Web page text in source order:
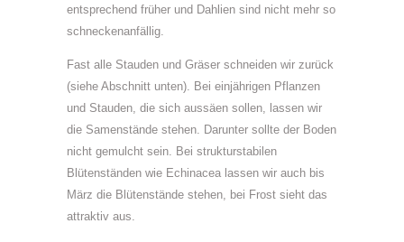
entsprechend früher und Dahlien sind nicht mehr so
schneckenanfällig.
Fast alle Stauden und Gräser schneiden wir zurück
(siehe Abschnitt unten). Bei einjährigen Pflanzen
und Stauden, die sich aussäen sollen, lassen wir
die Samenstände stehen. Darunter sollte der Boden
nicht gemulcht sein. Bei strukturstabilen
Blütenständen wie Echinacea lassen wir auch bis
März die Blütenstände stehen, bei Frost sieht das
attraktiv aus.